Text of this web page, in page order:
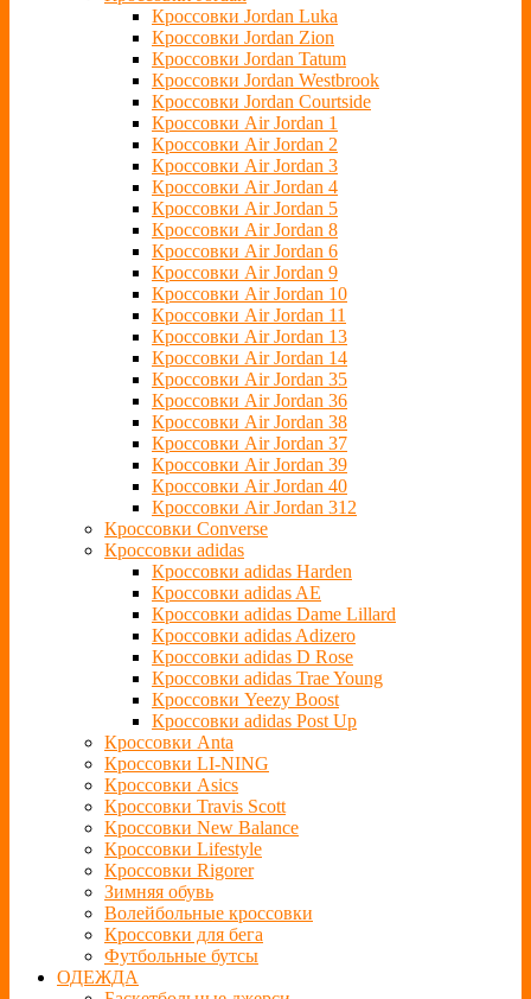
Кроссовки Jordan Luka
Кроссовки Jordan Zion
Кроссовки Jordan Tatum
Кроссовки Jordan Westbrook
Кроссовки Jordan Courtside
Кроссовки Air Jordan 1
Кроссовки Air Jordan 2
Кроссовки Air Jordan 3
Кроссовки Air Jordan 4
Кроссовки Air Jordan 5
Кроссовки Air Jordan 8
Кроссовки Air Jordan 6
Кроссовки Air Jordan 9
Кроссовки Air Jordan 10
Кроссовки Air Jordan 11
Кроссовки Air Jordan 13
Кроссовки Air Jordan 14
Кроссовки Air Jordan 35
Кроссовки Air Jordan 36
Кроссовки Air Jordan 38
Кроссовки Air Jordan 37
Кроссовки Air Jordan 39
Кроссовки Air Jordan 40
Кроссовки Air Jordan 312
Кроссовки Converse
Кроссовки adidas
Кроссовки adidas Harden
Кроссовки adidas AE
Кроссовки adidas Dame Lillard
Кроссовки adidas Adizero
Кроссовки adidas D Rose
Кроссовки adidas Trae Young
Кроссовки Yeezy Boost
Кроссовки adidas Post Up
Кроссовки Anta
Кроссовки LI-NING
Кроссовки Asics
Кроссовки Travis Scott
Кроссовки New Balance
Кроссовки Lifestyle
Кроссовки Rigorer
Зимняя обувь
Волейбольные кроссовки
Кроссовки для бега
Футбольные бутсы
ОДЕЖДА